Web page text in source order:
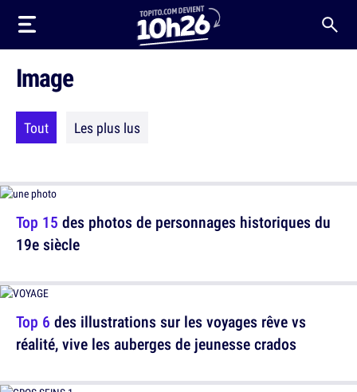
Image
Tout Les plus lus
Top 15 des photos de personnages historiques du
19e siècle
Top 6 des illustrations sur les voyages rêve vs
réalité, vive les auberges de jeunesse crados